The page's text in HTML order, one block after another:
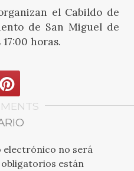
el Cabildo de
de San Miguel de
horas.
no será
están